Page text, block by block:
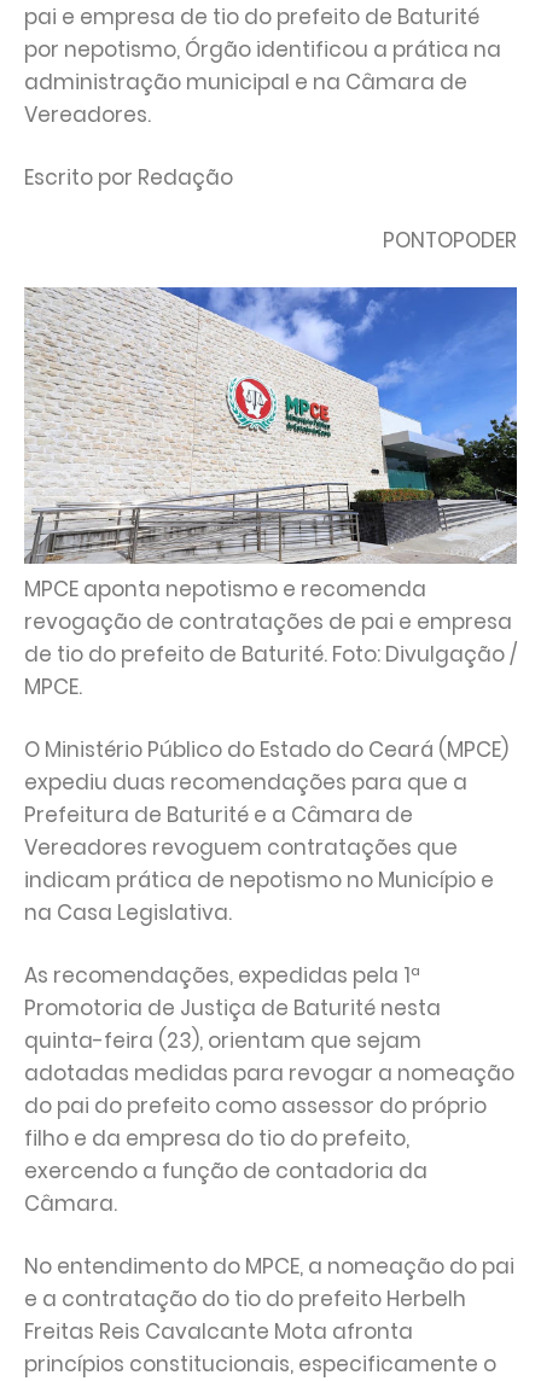
pai e empresa de tio do prefeito de Baturité
por nepotismo, Órgão identificou a prática na
administração municipal e na Câmara de
Vereadores.
Escrito por Redação
PONTOPODER
MPCE aponta nepotismo e recomenda
revogação de contratações de pai e empresa
de tio do prefeito de Baturité. Foto: Divulgação /
MPCE.
O Ministério Público do Estado do Ceará (MPCE)
expediu duas recomendações para que a
Prefeitura de Baturité e a Câmara de
Vereadores revoguem contratações que
indicam prática de nepotismo no Município e
na Casa Legislativa.
As recomendações, expedidas pela 1ª
Promotoria de Justiça de Baturité nesta
quinta-feira (23), orientam que sejam
adotadas medidas para revogar a nomeação
do pai do prefeito como assessor do próprio
filho e da empresa do tio do prefeito,
exercendo a função de contadoria da
Câmara.
No entendimento do MPCE, a nomeação do pai
e a contratação do tio do prefeito Herbelh
Freitas Reis Cavalcante Mota afronta
princípios constitucionais, especificamente o